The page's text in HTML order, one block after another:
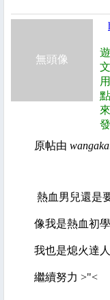
無頭像
原帖由
熱血男兒還是
像我是熱血初
我也是熄火達
繼續努力 >"<